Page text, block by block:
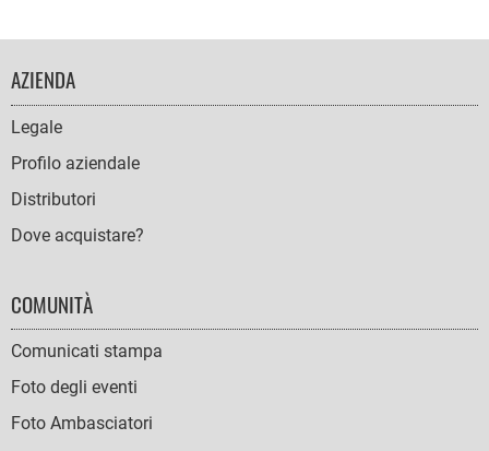
FOOTER
NAVIGATION
AZIENDA
Legale
Profilo aziendale
Distributori
Dove acquistare?
COMUNITÀ
Comunicati stampa
Foto degli eventi
Foto Ambasciatori